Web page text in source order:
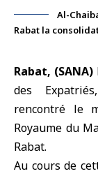
Al-
Rabat la
Rabat, (SANA)
des Expatriés
rencontré le
Royaume du
Rabat.
Au cours de